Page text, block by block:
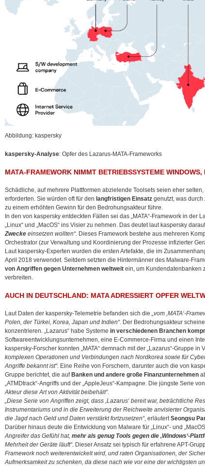
Abbildung: kaspersky
kaspersky-Analyse: Opfer des Lazarus-MATA-Frameworks
MATA-FRAMEWORK NIMMT BETRIEBSSYSTEME
Schädliche, auf mehrere Plattformen abzielende Toolsets seien eher
erforderten. Sie würden oft für den langfristigen Einsatz genutzt, was durch
zu einem erhöhten Gewinn für den Bedrohungsakteur führe.
In den von kaspersky entdeckten Fällen sei das „MATA“-Framework in der
„Linux“ und „MacOS“ ins Visier zu nehmen. Das deutet laut kaspersky
Zwecke einsetzen wollten“. Dieses Framework bestehe aus mehreren
Orchestrator (zur Verwaltung und Koordinierung der Prozesse infizierter
Laut kaspersky-Experten wurden die ersten Artefakte, die im
April 2018 verwendet. Seitdem setzten die Hintermänner des Malware-
von Angriffen gegen Unternehmen weltweit ein, um Kundendatenbanken
verbreiten.
AUCH IN DEUTSCHLAND: MATA ADRESSIERT OPFER
Laut Daten der kaspersky-Telemetrie befanden sich die „vom ,MATA‘-
Polen, der Türkei, Korea, Japan und Indien“. Der Bedrohungsakteur
konzentrieren. „Lazarus“ habe Systeme in verschiedenen Branchen
Softwareentwicklungsunternehmen, eine E-Commerce-Firma und einen
kaspersky-Forscher konnten „MATA“ demnach mit der „Lazarus“-Gruppe in
komplexen Operationen und Verbindungen nach Nordkorea sowie für
Angriffe bekannt ist“. Eine Reihe von Forschern, darunter auch die von
Gruppe berichtet, die auf Banken und andere große Finanzunternehmen
„ATMDtrack“-Angriffs und der „AppleJeus“-Kampagne. Die jüngste Serie
Akteur diese Art von Aktivität beibehält“.
„Diese Serie von Angriffen zeigt, dass ,Lazarus‘ bereit war, beträchtliche
Instrumentariums und in die Erweiterung der Reichweite anvisierter
die Jagd nach Geld und Daten verstärkt fortzusetzen“, erläutertSeongsu
Darüber hinaus deute die Entwicklung von Malware für „Linux“- und
Angreifer das Gefühl hat, mehr als genug Tools gegen die ,Windows‘-
Mehrheit der Geräte läuft“. Dieser Ansatz sei typisch für erfahrene APT-
Framework noch weiterentwickelt wird, und raten Organisationen, der
Aufmerksamkeit zu schenken, da diese nach wie vor eine der wichtigsten